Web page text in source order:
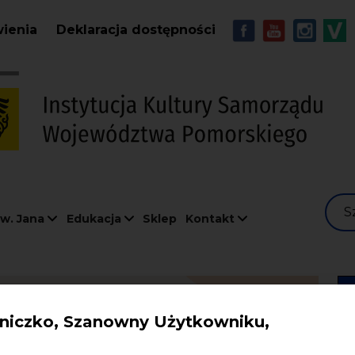
Szanowny Użytkowniku,
Deklaracja dostępności MENU -
Jana Edukacja Sklep Kontakt